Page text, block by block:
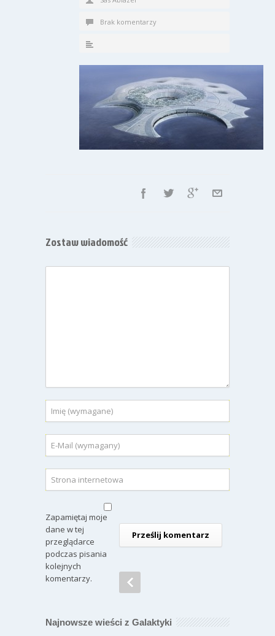
Brak komentarzy
Zostaw wiadomość
Zapamiętaj moje
dane w tej
przeglądarce
podczas pisania
kolejnych
komentarzy.
Najnowsze wieści z Galaktyki